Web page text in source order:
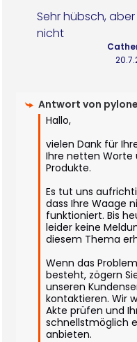
Sehr hübsch,
nicht
Antwort von
Hallo,
vielen Dank für
Ihre netten Worte
Produkte.
Es tut uns
dass Ihre Waage
funktioniert. Bis
leider keine
diesem Thema
Wenn das
besteht, zögern
unseren
kontaktieren. Wir
Akte prüfen und
schnellstmöglich
anbieten.